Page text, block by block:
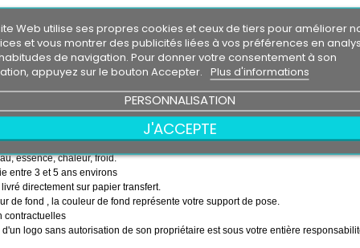
Pare-Soleil
cm
soleil couleur au choix
( pose de la bande, puis pose du logo sur la bande )
très résistant
essence, chaleur, froid.
entre 3 et 5 ans environs
livré directement sur papier transfert.
de fond , la couleur de fond représente votre support de pose.
contractuelles
d'un logo sans autorisation de son propriétaire est sous votre entière
Web utilise ses propres cookies et ceux de tiers pour améliorer
et vous montrer des publicités liées à vos préférences en
de navigation. Pour donner votre consentement à son
appuyez sur le bouton Accepter. Plus d'informations
PERSONNALISATION
J'ACCEPTE